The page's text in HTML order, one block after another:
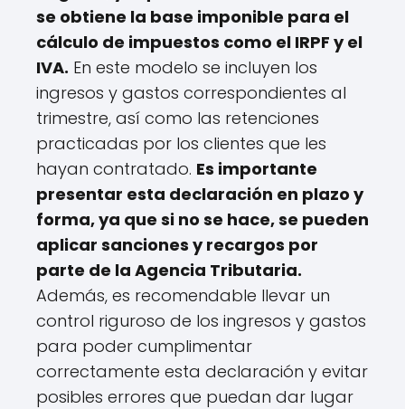
se obtiene la base imponible para el
cálculo de impuestos como el IRPF y el
IVA. En este modelo se incluyen los
ingresos y gastos correspondientes al
trimestre, así como las retenciones
practicadas por los clientes que les
hayan contratado. Es importante
presentar esta declaración en plazo y
forma, ya que si no se hace, se pueden
aplicar sanciones y recargos por
parte de la Agencia Tributaria.
Además, es recomendable llevar un
control riguroso de los ingresos y gastos
para poder cumplimentar
correctamente esta declaración y evitar
posibles errores que puedan dar lugar